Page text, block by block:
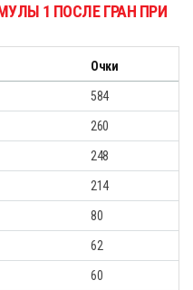
1 ПОСЛЕ ГРАН ПРИ
Очки
584
260
248
214
80
62
60